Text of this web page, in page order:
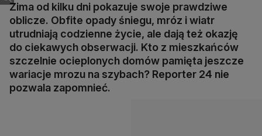
Zima od kilku dni pokazuje swoje prawdziwe
oblicze. Obfite opady śniegu, mróz i wiatr
utrudniają codzienne życie, ale dają też okazję
do ciekawych obserwacji. Kto z mieszkańców
szczelnie ocieplonych domów pamięta jeszcze
wariacje mrozu na szybach? Reporter 24 nie
pozwala zapomnieć.